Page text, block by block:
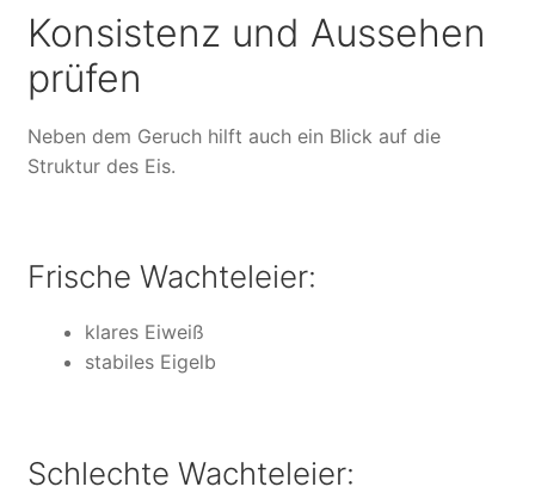
Konsistenz und Aussehen
prüfen
Neben dem Geruch hilft auch ein Blick auf die
Struktur des Eis.
Frische Wachteleier:
klares Eiweiß
stabiles Eigelb
Schlechte Wachteleier: